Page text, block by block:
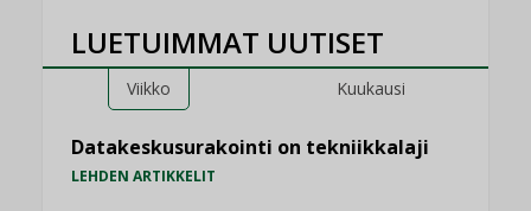
LUETUIMMAT UUTISET
Viikko Kuukausi
Datakeskusurakointi on tekniikkalaji
LEHDEN ARTIKKELIT